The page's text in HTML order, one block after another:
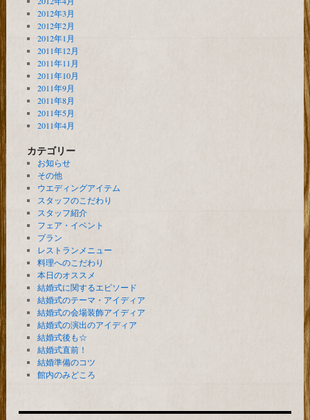
2012年3月
2012年2月
2012年1月
2011年12月
2011年11月
2011年10月
2011年9月
2011年8月
2011年5月
2011年4月
カテゴリー
お知らせ
その他
ウエディングアイテム
スタッフのこだわり
スタッフ紹介
フェア・イベント
プラン
レストランメニュー
料理へのこだわり
本日のオススメ
結婚式に関するエピソード
結婚式のテーマ・アイディア
結婚式の会場装飾アイディア
結婚式の演出のアイディア
結婚式後も☆
結婚式直前！
結婚準備のコツ
館内のみどころ